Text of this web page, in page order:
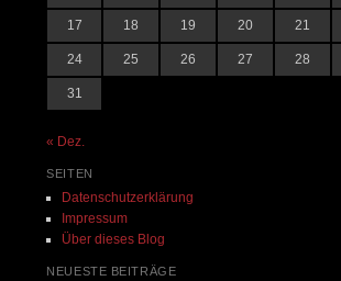
17 18 19 20 21
24 25 26 27 28
31
« Dez.
SEITEN
Datenschutzerklärung
Impressum
Über dieses Blog
NEUESTE BEITRÄGE